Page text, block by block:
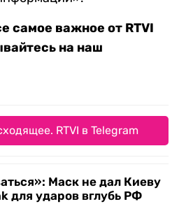
самое важное от RTVI
на наш
RTVI в Telegram
Маск не дал Киеву
для ударов вглубь РФ